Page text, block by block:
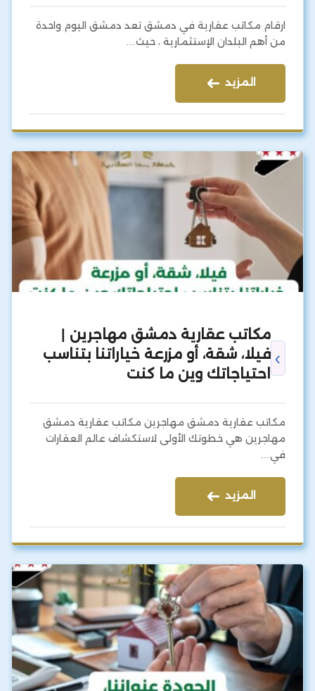
ارقام مكاتب عقارية في دمشق تعد دمشق اليوم واحدة
من أهم البلدان الإستثمارية ، حيث…
المزيد
مكاتب عقارية دمشق مهاجرين |
فيلا، شقة، أو مزرعة خياراتنا بتناسب
احتياجاتك وين ما كنت
مكاتب عقارية دمشق مهاجرين مكاتب عقارية دمشق
مهاجرين هي خطوتك الأولى لاستكشاف عالم العقارات
في…
المزيد